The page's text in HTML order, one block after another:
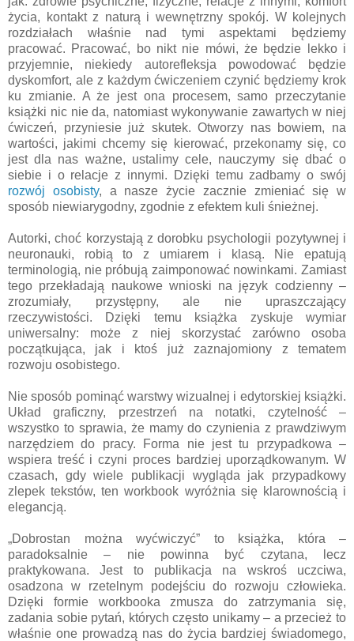
życia, kontakt z naturą i wewnętrzny spokój. W kolejnych
rozdziałach właśnie nad tymi aspektami będziemy
pracować. Pracować, bo nikt nie mówi, że będzie lekko i
przyjemnie, niekiedy autorefleksja powodować będzie
dyskomfort, ale z każdym ćwiczeniem czynić będziemy krok
ku zmianie. A że jest ona procesem, samo przeczytanie
książki nic nie da, natomiast wykonywanie zawartych w niej
ćwiczeń, przyniesie już skutek. Otworzy nas bowiem, na
wartości, jakimi chcemy się kierować, przekonamy się, co
jest dla nas ważne, ustalimy cele, nauczymy się dbać o
siebie i o relacje z innymi. Dzięki temu zadbamy o swój
rozwój osobisty, a nasze życie zacznie zmieniać się w
sposób niewiarygodny, zgodnie z efektem kuli śnieżnej.
Autorki, choć korzystają z dorobku psychologii pozytywnej i
neuronauki, robią to z umiarem i klasą. Nie epatują
terminologią, nie próbują zaimponować nowinkami. Zamiast
tego przekładają naukowe wnioski na język codzienny –
zrozumiały, przystępny, ale nie upraszczający
rzeczywistości. Dzięki temu książka zyskuje wymiar
uniwersalny: może z niej skorzystać zarówno osoba
początkująca, jak i ktoś już zaznajomiony z tematem
rozwoju osobistego.
Nie sposób pominąć warstwy wizualnej i edytorskiej książki.
Układ graficzny, przestrzeń na notatki, czytelność –
wszystko to sprawia, że mamy do czynienia z prawdziwym
narzędziem do pracy. Forma nie jest tu przypadkowa –
wspiera treść i czyni proces bardziej uporządkowanym. W
czasach, gdy wiele publikacji wygląda jak przypadkowy
zlepek tekstów, ten workbook wyróżnia się klarownością i
elegancją.
„Dobrostan można wyćwiczyć” to książka, która –
paradoksalnie – nie powinna być czytana, lecz
praktykowana. Jest to publikacja na wskroś uczciwa,
osadzona w rzetelnym podejściu do rozwoju człowieka.
Dzięki formie workbooka zmusza do zatrzymania się,
zadania sobie pytań, których często unikamy – a przecież to
właśnie one prowadzą nas do życia bardziej świadomego,